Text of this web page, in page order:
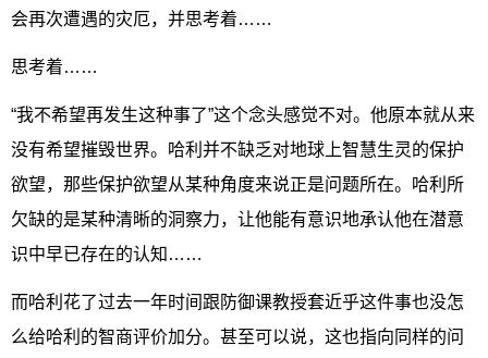
会再次遭遇的灾厄，并思考着……
思考着……
“我不希望再发生这种事了”这个念头感觉不对。他原本就从来
没有希望摧毁世界。哈利并不缺乏对地球上智慧生灵的保护
欲望，那些保护欲望从某种角度来说正是问题所在。哈利所
欠缺的是某种清晰的洞察力，让他能有意识地承认他在潜意
识中早已存在的认知……
而哈利花了过去一年时间跟防御课教授套近乎这件事也没怎
么给哈利的智商评价加分。甚至可以说，这也指向同样的问